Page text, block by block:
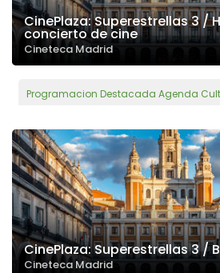
CinePlaza: Superestrellas 3 /
concierto de cine
Cineteca Madrid
Programacion Destacada Agenda
CinePlaza: Superestrellas 3 /
Cineteca Madrid